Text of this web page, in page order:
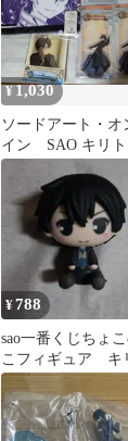
¥1,030
ソードアート・オ
イン SAO キリト
ル 色紙 アクリル
ド一番くじ
¥788
sao一番くじちょ
こフィギュア キ